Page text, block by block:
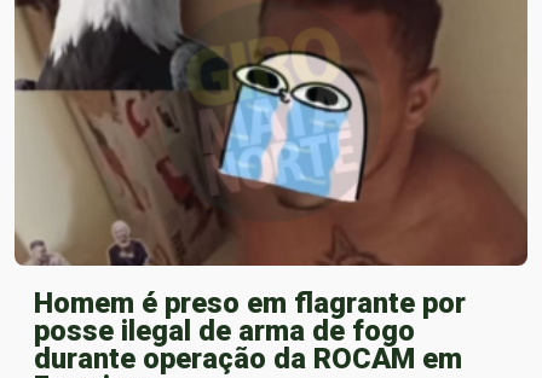
Homem é preso em flagrante por
posse ilegal de arma de fogo
durante operação da ROCAM em